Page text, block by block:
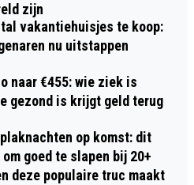
zijn
vakantiehuisjes te koop:
nu uitstappen
naar €455: wie ziek is
gezond is krijgt geld terug
op komst: dit
goed te slapen bij 20+
deze populaire truc maakt